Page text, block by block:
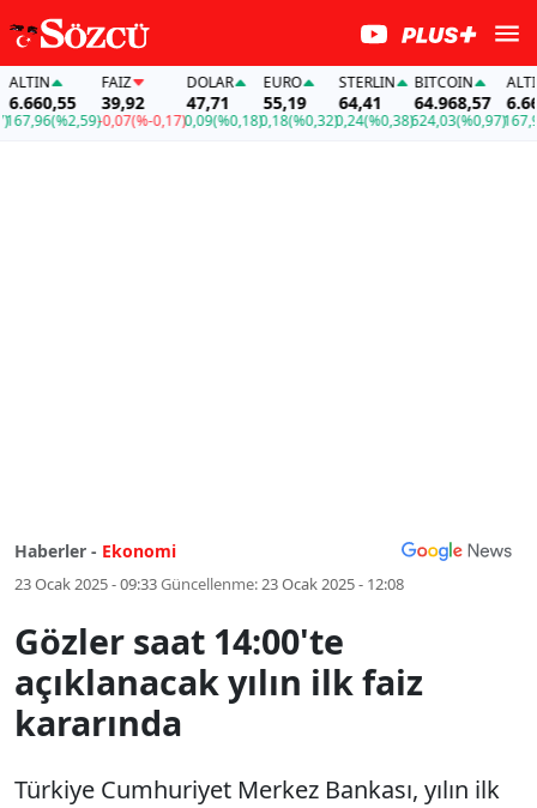
(%2,59)
FAİZ
39,92
-0,07(%-0,17)
DOLAR
47,71
0,09(%0,18)
EURO
55,19
0,18(%0,32)
STERLIN
64,41
0,24(%0,38)
BITCOIN
64.968,57
624,03(%0,97)
ALTIN
167,96
Haberler - Ekonomi
23 Ocak 2025 - 09:33Güncellenme:23 Ocak 2025 - 12:08
Gözler saat 14:00'te
açıklanacak yılın ilk faiz
kararında
Türkiye Cumhuriyet Merkez Bankası, yılın ilk